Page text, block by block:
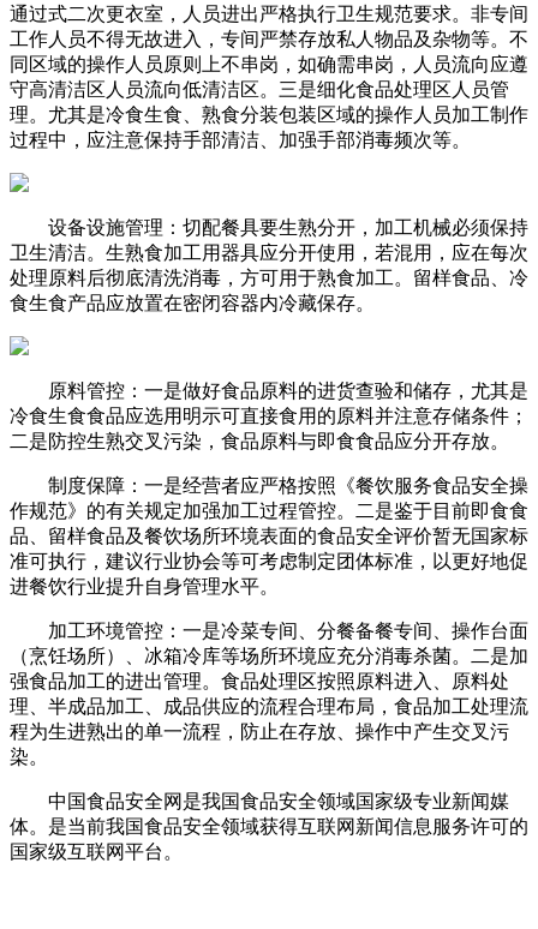
通过式二次更衣室，人员进出严格执行卫生规范要求。非专间
工作人员不得无故进入，专间严禁存放私人物品及杂物等。不
同区域的操作人员原则上不串岗，如确需串岗，人员流向应遵
守高清洁区人员流向低清洁区。三是细化食品处理区人员管
理。尤其是冷食生食、熟食分装包装区域的操作人员加工制作
过程中，应注意保持手部清洁、加强手部消毒频次等。
设备设施管理：切配餐具要生熟分开，加工机械必须保持
卫生清洁。生熟食加工用器具应分开使用，若混用，应在每次
处理原料后彻底清洗消毒，方可用于熟食加工。留样食品、冷
食生食产品应放置在密闭容器内冷藏保存。
原料管控：一是做好食品原料的进货查验和储存，尤其是
冷食生食食品应选用明示可直接食用的原料并注意存储条件；
二是防控生熟交叉污染，食品原料与即食食品应分开存放。
制度保障：一是经营者应严格按照《餐饮服务食品安全操
作规范》的有关规定加强加工过程管控。二是鉴于目前即食食
品、留样食品及餐饮场所环境表面的食品安全评价暂无国家标
准可执行，建议行业协会等可考虑制定团体标准，以更好地促
进餐饮行业提升自身管理水平。
加工环境管控：一是冷菜专间、分餐备餐专间、操作台面
（烹饪场所）、冰箱冷库等场所环境应充分消毒杀菌。二是加
强食品加工的进出管理。食品处理区按照原料进入、原料处
理、半成品加工、成品供应的流程合理布局，食品加工处理流
程为生进熟出的单一流程，防止在存放、操作中产生交叉污
染。
中国食品安全网是我国食品安全领域国家级专业新闻媒
体。是当前我国食品安全领域获得互联网新闻信息服务许可的
国家级互联网平台。